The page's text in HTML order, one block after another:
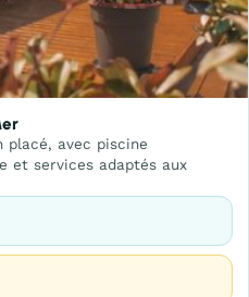
placé, avec piscine
et services adaptés aux